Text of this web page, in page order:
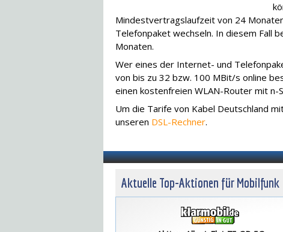
Mindestvertragslaufzeit von 24
Telefonpaket wechseln. In diesem Fall
Monaten.
Wer eines der Internet- und
von bis zu 32 bzw. 100 MBit/s online
einen kostenfreien WLAN-Router mit n-
Um die Tarife von Kabel Deutschland
unseren DSL-Rechner.
Aktuelle Top-Aktionen für Mobilfunk